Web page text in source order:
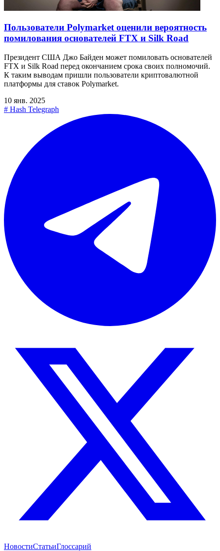
Пользователи Polymarket оценили вероятность
помилования основателей FTX и Silk Road
Президент США Джо Байден может помиловать основателей
FTX и Silk Road перед окончанием срока своих полномочий.
К таким выводам пришли пользователи криптовалютной
платформы для ставок Polymarket.
10 янв. 2025
# Hash Telegraph
НовостиСтатьиГлоссарий